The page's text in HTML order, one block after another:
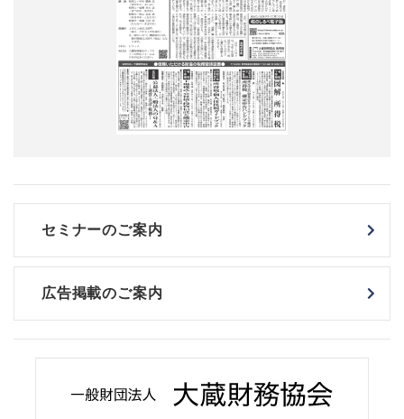
セミナーのご案内
広告掲載のご案内